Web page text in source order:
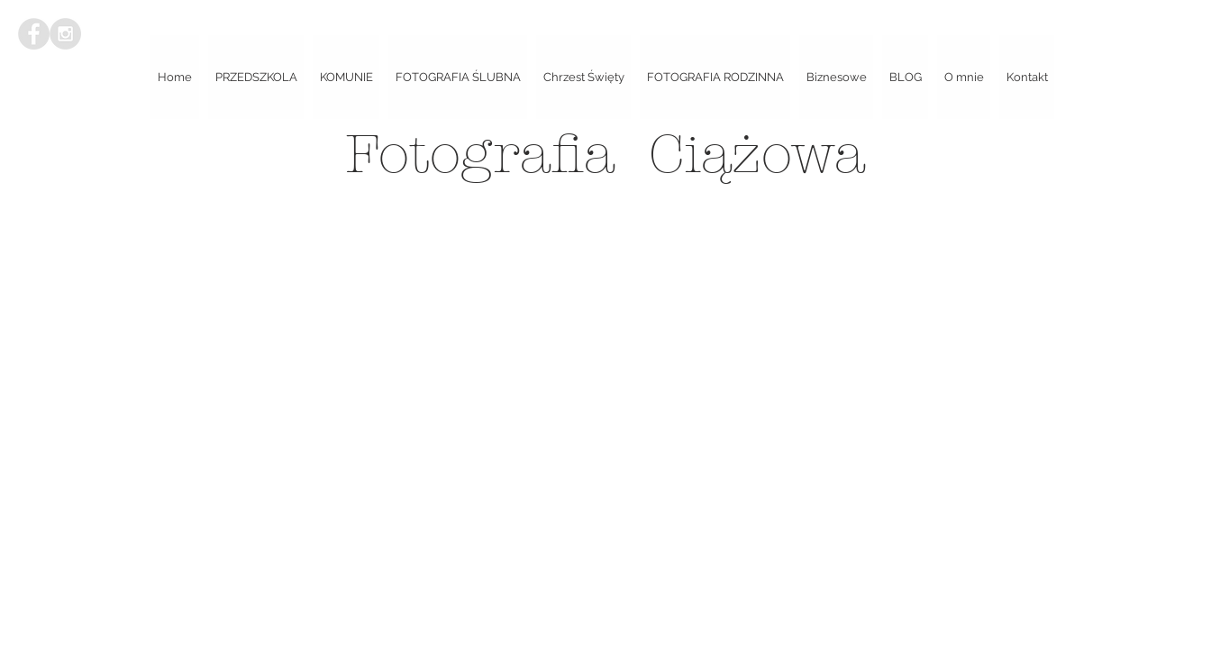
Home PRZEDSZKOLA KOMUNIE FOTOGRAFIA ŚLUBNA Chrzest Święty FOTOGRAFIA RODZINNA Biznesowe BLOG O mnie Kontakt
Fotografia Ciążowa